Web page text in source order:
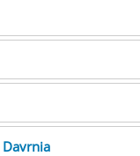
Davrnia